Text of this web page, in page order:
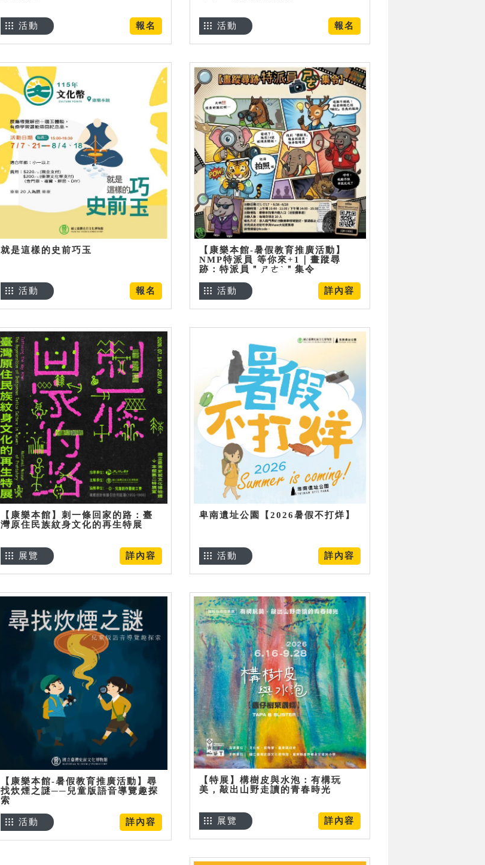
報名
活動 報名
活動
就是這樣的史前巧玉
報名
活動
【康樂本館-暑假教育推廣活動】
NMP特派員 等你來+1｜畫蹤尋
跡：特派員＂ㄕㄜˋ＂集令
詳內容
活動
【康樂本館】刺一條回家的路：臺
灣原住民族紋身文化的再生特展
詳內容
展覽
卑南遺址公園【2026暑假不打烊】
詳內容
活動
【康樂本館-暑假教育推廣活動】尋
找炊煙之謎──兒童版語音導覽趣探
索
詳內容
活動
【特展】構樹皮與水泡：有構玩
美，敲出山野走讀的青春時光
詳內容
展覽